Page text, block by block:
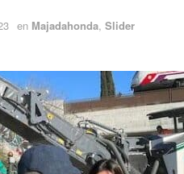
en Majadahonda, Slider